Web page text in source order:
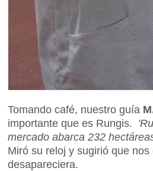
Tomando café, nuestro guía
importante que es Rungis.
mercado abarca 232
Miró su reloj y sugirió que
desapareciera.